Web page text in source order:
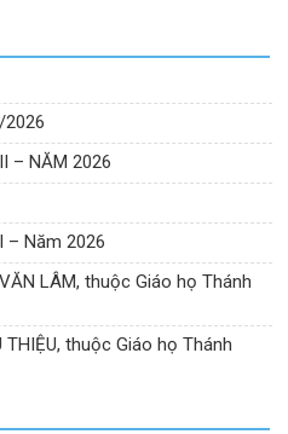
2026
– NĂM 2026
– Năm 2026
LÂM, thuộc Giáo họ Thánh
THIỆU, thuộc Giáo họ Thánh